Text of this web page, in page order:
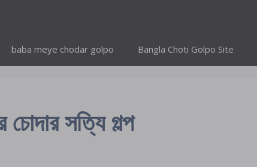
baba meye chodar golpo Bangla Choti Golpo Site
সত্যি গল্প